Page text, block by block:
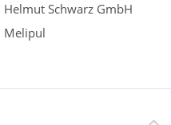
Helmut Schwarz GmbH
Melipul